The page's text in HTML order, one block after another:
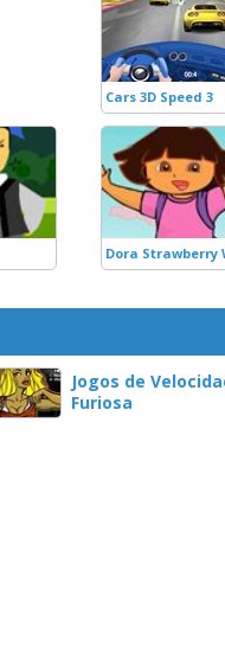
Cars 3D Speed 3
Dora Strawberry
Jogos de
Furiosa